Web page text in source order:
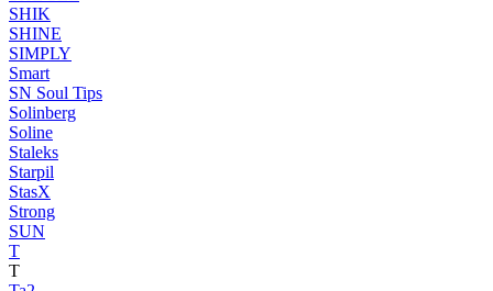
SHIK
SHINE
SIMPLY
Smart
SN Soul Tips
Solinberg
Soline
Staleks
Starpil
StasX
Strong
SUN
T
T